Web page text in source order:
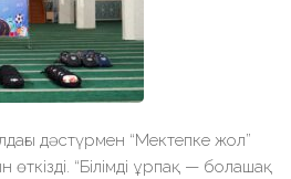
дәстүрмен “Мектепке жол”
“Білімді ұрпақ — болашақ